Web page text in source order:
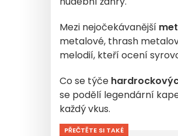
Mezi nejočekávanější
metalové, thrash
melodií, kteří ocení
Co se týče
se podělí legendární
každý vkus.
PŘEČTĚTE SI TAKÉ